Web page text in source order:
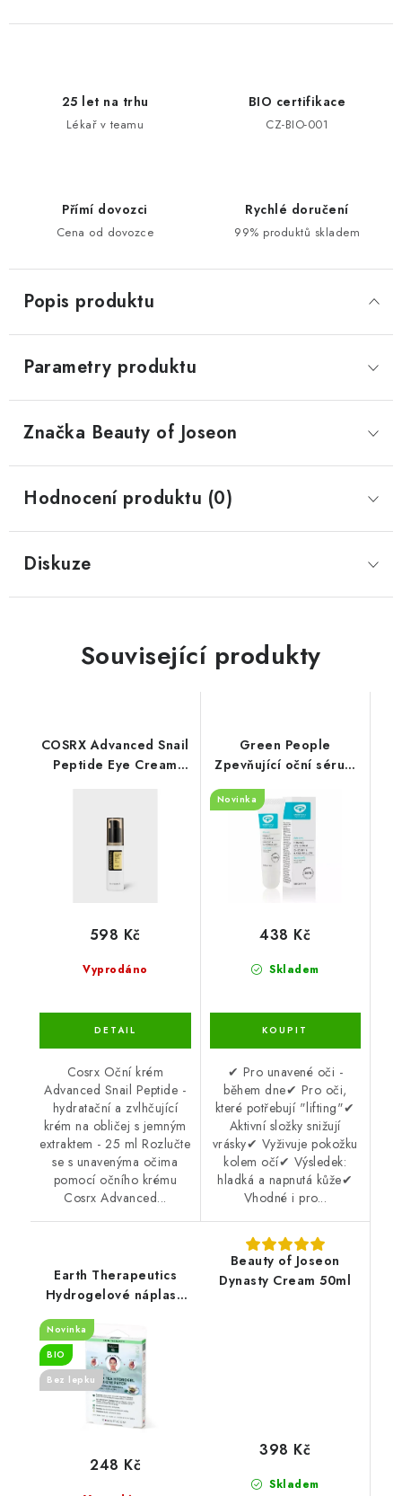
25 let na trhu
Lékař v teamu
BIO certifikace
CZ-BIO-001
Přímí dovozci
Cena od dovozce
Rychlé doručení
99% produktů skladem
Popis produktu
Parametry produktu
Značka Beauty of Joseon
Hodnocení produktu (0)
Diskuze
Související produkty
COSRX Advanced Snail
Peptide Eye Cream
Vyprodáno
598 Kč
Cosrx Oční krém
Advanced Snail Peptide -
hydratační a zvlhčující
krém na obličej s jemným
extraktem - 25 ml Rozlučte
se s unavenýma očima
pomocí očního krému
Cosrx Advanced...
Green People
Zpevňující oční sérum
Novinka
Skladem
438 Kč
✔ Pro unavené oči -
během dne✔ Pro oči,
které potřebují "lifting"✔
Aktivní složky snižují
vrásky✔ Vyživuje pokožku
kolem očí✔ Výsledek:
hladká a napnutá kůže✔
Vhodné i pro...
Earth Therapeutics
Hydrogelové náplasti
čajem - 5 párů
Novinka
BIO
Bez lepku
248 Kč
Beauty of Joseon
Dynasty Cream 50ml
Skladem
398 Kč